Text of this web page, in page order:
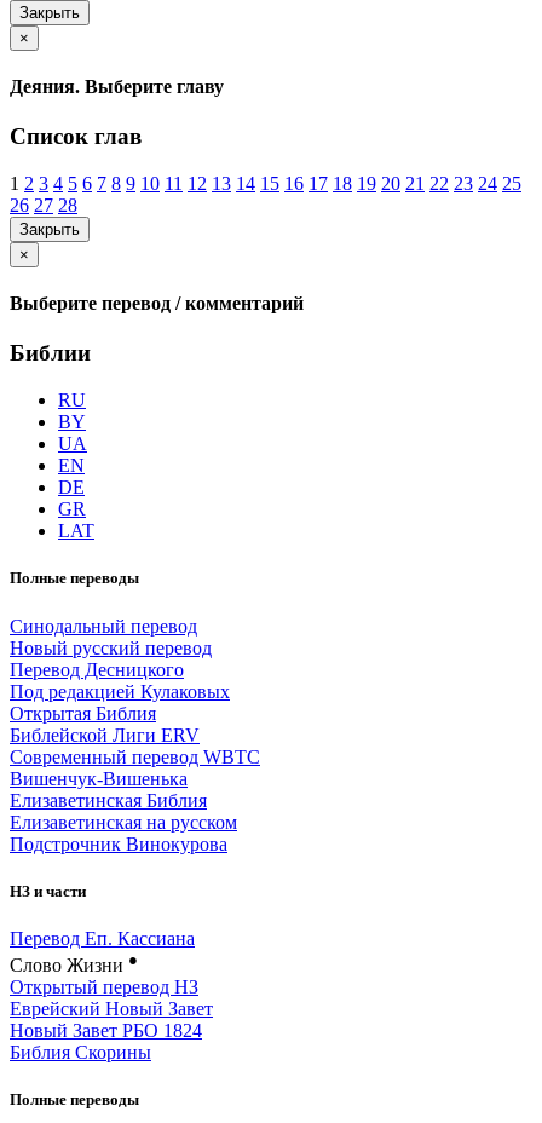
Закрыть
×
Деяния. Выберите главу
Список глав
1 2 3 4 5 6 7 8 9 10 11 12 13 14 15 16 17 18 19 20 21 22 23 24 25
26 27 28
Закрыть
×
Выберите перевод / комментарий
Библии
RU
BY
UA
EN
DE
GR
LAT
Полные переводы
Синодальный перевод
Новый русский перевод
Перевод Десницкого
Под редакцией Кулаковых
Открытая Библия
Библейской Лиги ERV
Cовременный перевод WBTC
Вишенчук-Вишенька
Елизаветинская Библия
Елизаветинская на русском
Подстрочник Винокурова
НЗ и части
Перевод Еп. Кассиана
Слово Жизни ●
Открытый перевод НЗ
Еврейский Новый Завет
Новый Завет РБО 1824
Библия Скорины
Полные переводы